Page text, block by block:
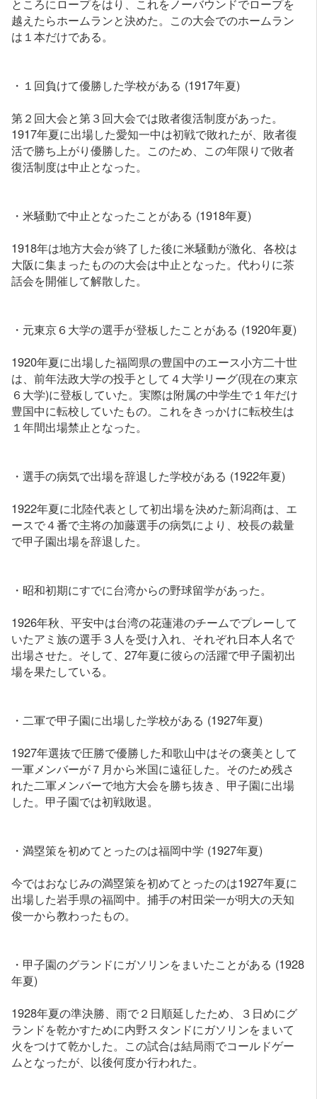
越えたらホームランと決めた。この大会でのホームラン
は１本だけである。
・１回負けて優勝した学校がある (1917年夏)
第２回大会と第３回大会では敗者復活制度があった。
1917年夏に出場した愛知一中は初戦で敗れたが、敗者復
活で勝ち上がり優勝した。このため、この年限りで敗者
復活制度は中止となった。
・米騒動で中止となったことがある (1918年夏)
1918年は地方大会が終了した後に米騒動が激化、各校は
大阪に集まったものの大会は中止となった。代わりに茶
話会を開催して解散した。
・元東京６大学の選手が登板したことがある (1920年夏)
1920年夏に出場した福岡県の豊国中のエース小方二十世
は、前年法政大学の投手として４大学リーグ(現在の東京
６大学)に登板していた。実際は附属の中学生で１年だけ
豊国中に転校していたもの。これをきっかけに転校生は
１年間出場禁止となった。
・選手の病気で出場を辞退した学校がある (1922年夏)
1922年夏に北陸代表として初出場を決めた新潟商は、エ
ースで４番で主将の加藤選手の病気により、校長の裁量
で甲子園出場を辞退した。
・昭和初期にすでに台湾からの野球留学があった。
1926年秋、平安中は台湾の花蓮港のチームでプレーして
いたアミ族の選手３人を受け入れ、それぞれ日本人名で
出場させた。そして、27年夏に彼らの活躍で甲子園初出
場を果たしている。
・二軍で甲子園に出場した学校がある (1927年夏)
1927年選抜で圧勝で優勝した和歌山中はその褒美として
一軍メンバーが７月から米国に遠征した。そのため残さ
れた二軍メンバーで地方大会を勝ち抜き、甲子園に出場
した。甲子園では初戦敗退。
・満塁策を初めてとったのは福岡中学 (1927年夏)
今ではおなじみの満塁策を初めてとったのは1927年夏に
出場した岩手県の福岡中。捕手の村田栄一が明大の天知
俊一から教わったもの。
・甲子園のグランドにガソリンをまいたことがある (1928
年夏)
1928年夏の準決勝、雨で２日順延したため、３日めにグ
ランドを乾かすために内野スタンドにガソリンをまいて
火をつけて乾かした。この試合は結局雨でコールドゲー
ムとなったが、以後何度か行われた。